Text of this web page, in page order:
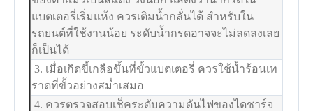
แบตเตอรี่เริ่มแห้ง ควรเติมน้ำกลั่นได้ สำหรับใน
รถยนต์ที่ใช้งานน้อย ระดับน้ำกรดอาจจะไม่ลดลงเลย
ก็เป็นได้
3. เมื่อเกิดขี้เกลือขึ้นที่ขั้วแบตเตอรี่ ควรใช้น้ำร้อนเท
ราดที่ขั้วอย่างสม่ำเสมอ
4. ควรตรวจสอบเช็คระดับความดันไฟของไดชาร์จ